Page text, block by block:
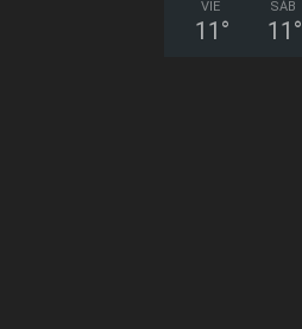
VIE
11 °
SÁB
11 °